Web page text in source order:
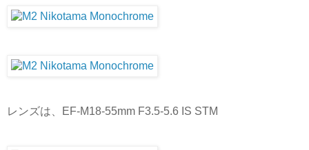
レンズは、EF-M18-55mm F3.5-5.6 IS STM